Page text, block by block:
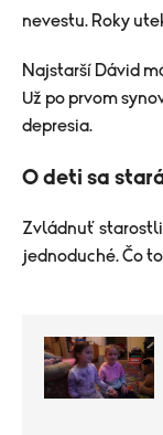
nevestu. Roky
Najstarší Dávid
Už po prvom
depresia.
O deti sa
Zvládnuť
jednoduché. Čo